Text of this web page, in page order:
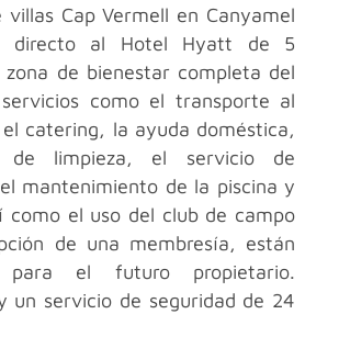
villas Cap Vermell en Canyamel
directo al Hotel Hyatt de 5
zona de bienestar completa del
como el transporte al
catering, la ayuda doméstica,
de limpieza, el servicio de
mantenimiento de la piscina y
como el uso del club de campo
de una membresía, están
para el futuro propietario.
un servicio de seguridad de 24